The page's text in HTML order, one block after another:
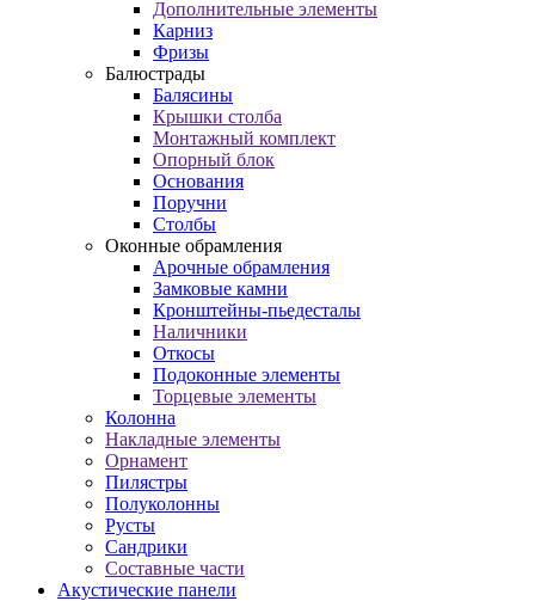
Дополнительные элементы
Карниз
Фризы
Балюстрады
Балясины
Крышки столба
Монтажный комплект
Опорный блок
Основания
Поручни
Столбы
Оконные обрамления
Арочные обрамления
Замковые камни
Кронштейны-пьедесталы
Наличники
Откосы
Подоконные элементы
Торцевые элементы
Колонна
Накладные элементы
Орнамент
Пилястры
Полуколонны
Русты
Сандрики
Составные части
Акустические панели